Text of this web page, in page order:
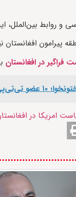
روابط بین‌الملل،
افغانستان
در افغانستان
پاکستان کشته شدند
امریکا در